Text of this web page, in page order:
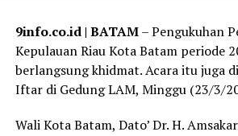
9info.co.id | BATAM– Pengukuhan
Kepulauan Riau Kota Batam periode
berlangsung khidmat. Acara itu juga
Iftar di Gedung LAM, Minggu (23/3/
Wali Kota Batam, Dato’ Dr. H.